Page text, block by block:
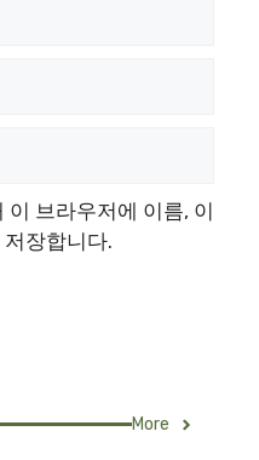
이 브라우저에 이름, 이
장합니다.
More